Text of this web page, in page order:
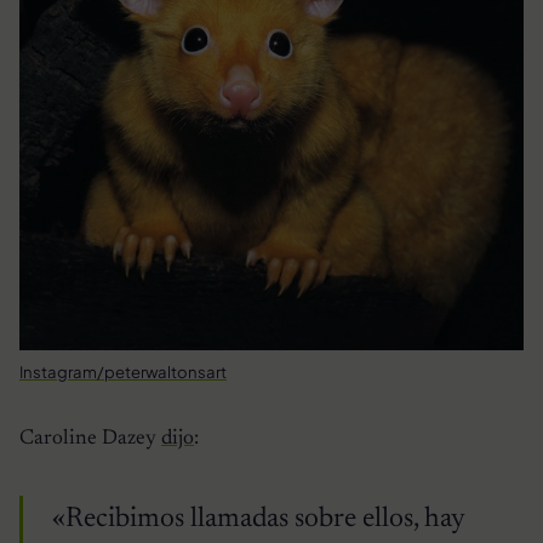
Instagram/peterwaltonsart
Caroline Dazey dijo:
«Recibimos llamadas sobre ellos, hay